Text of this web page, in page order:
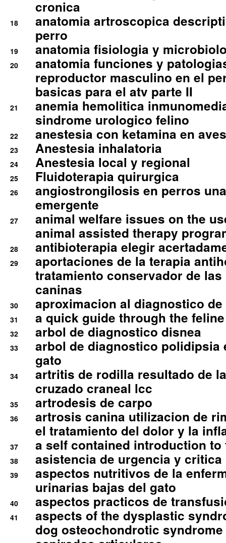
cronica
18
anatomia artroscopica
perro
19 anatomia fisiologia y
20
anatomia funciones y
reproductor masculino en el
basicas para el atv parte II
21
anemia hemolitica
sindrome urologico felino
22 anestesia con ketamina en
23 Anestesia inhalatoria
24 Anestesia local y regional
25 Fluidoterapia quirurgica
26
angiostrongilosis en perros
emergente
27
animal welfare issues on the
animal assisted therapy
28 antibioterapia elegir
29
aportaciones de la terapia
tratamiento conservador de
caninas
30 aproximacion al diagnostico
31 a quick guide through the
32 arbol de diagnostico disnea
33
arbol de diagnostico polidipsia
gato
34
artritis de rodilla resultado de
cruzado craneal lcc
35 artrodesis de carpo
36
artrosis canina utilizacion de
el tratamiento del dolor y la
37 a self contained introduction
38 asistencia de urgencia y
39
aspectos nutritivos de la
urinarias bajas del gato
40 aspectos practicos de
41
aspects of the dysplastic
dog osteochondrotic syndrome